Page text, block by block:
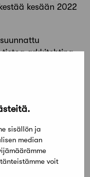
sisällön ja
median
voit
kesään 2022
arkkitehtina
mukaan
programme